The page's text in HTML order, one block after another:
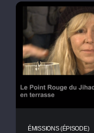
ÉMISSIONS (ÉPISODE)